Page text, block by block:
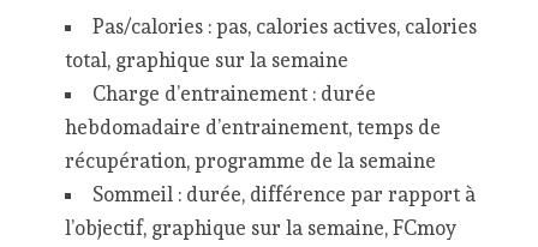
Pas/calories : pas, calories actives, calories
total, graphique sur la semaine
Charge d’entrainement : durée
hebdomadaire d’entrainement, temps de
récupération, programme de la semaine
Sommeil : durée, différence par rapport à
l’objectif, graphique sur la semaine, FCmoy